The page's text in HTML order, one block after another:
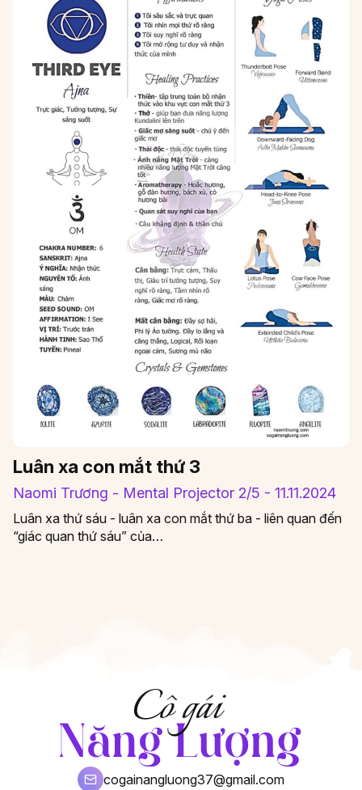
Luân xa con mắt thứ 3
Naomi Trương - Mental Projector 2/5 - 11.11.2024
Luân xa thứ sáu - luân xa con mắt thứ ba - liên quan đến
“giác quan thứ sáu” của…
cogainangluong37@gmail.com